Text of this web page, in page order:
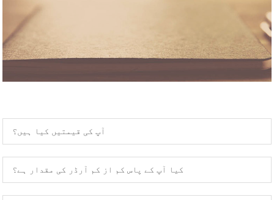
آپ کی قیمتیں کیا ہیں؟
کیا آپ کے پاس کم از کم آرڈر کی مقدار ہے؟